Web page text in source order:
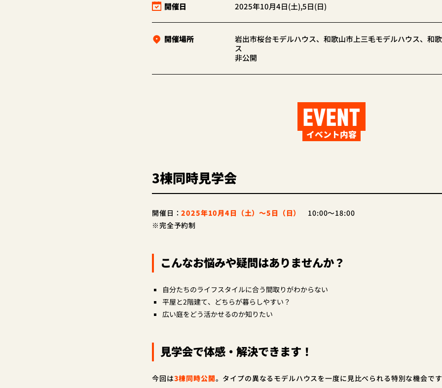
開催日 2025年10月4日(土),5日(日)
開催場所
岩出市桜台モデルハウス、和歌山市上三毛モデルハウス、和
ス
非公開
EVENT
イベント内容
3棟同時見学会
開催日：2025年10月4日（土）～5日（日）
10:00～18:00
※完全予約制
こんなお悩みや疑問はありませんか？
自分たちのライフスタイルに合う間取りがわからない
平屋と2階建て、どちらが暮らしやすい？
広い庭をどう活かせるのか知りたい
見学会で体感・解決できます！
今回は3棟同時公開。タイプの異なるモデルハウスを一度に見比べられる特別な機会で